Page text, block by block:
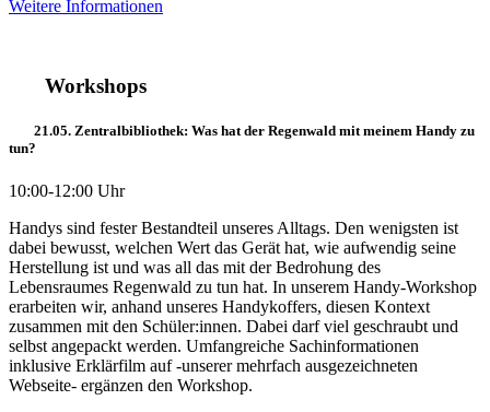
Weitere Informationen
Workshops
21.05. Zentralbibliothek: Was hat der Regenwald mit meinem Handy zu
tun?
10:00-12:00 Uhr
Handys sind fester Bestandteil unseres Alltags. Den wenigsten ist
dabei bewusst, welchen Wert das Gerät hat, wie aufwendig seine
Herstellung ist und was all das mit der Bedrohung des
Lebensraumes Regenwald zu tun hat. In unserem Handy-Workshop
erarbeiten wir, anhand unseres Handykoffers, diesen Kontext
zusammen mit den Schüler:innen. Dabei darf viel geschraubt und
selbst angepackt werden. Umfangreiche Sachinformationen
inklusive Erklärfilm auf -unserer mehrfach ausgezeichneten
Webseite- ergänzen den Workshop.